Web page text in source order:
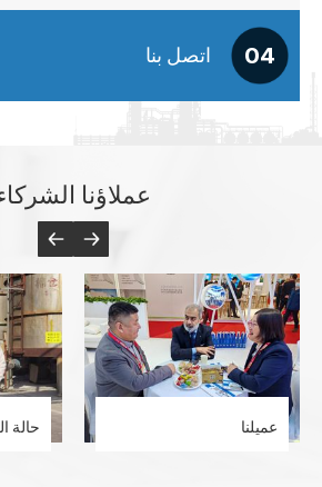
04 اتصل بنا
عملاؤنا
عميلنا حالة